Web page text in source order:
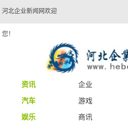
河北企业新闻网欢迎
您！
资讯 企业
汽车
游戏
娱乐
商讯